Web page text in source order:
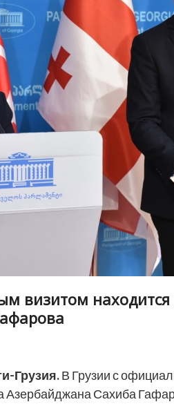
визитом
Грузия.В Грузии с
Сахиба